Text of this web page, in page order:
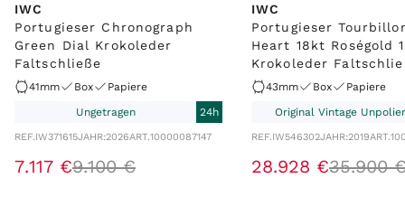
IWC
Portugieser Chronograph
Green Dial Krokoleder
Faltschließe
41mm Box
Papiere
Ungetragen
24h
REF.IW371615JAHR:2026ART.10000087147
7.117 €9.100 €
IWC
Portugieser
Heart 18kt Roségold
Krokoleder
43mm Box
Papiere
Original Vintage
REF.IW546302JAHR:2019ART.
28.928 €35.900